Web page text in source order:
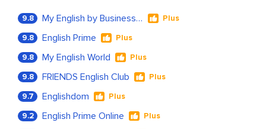
9.8 My English by Business Language Plus
9.8 English Prime Plus
9.8 My English World Plus
9.8 FRIENDS English Club Plus
9.7 Englishdom Plus
9.2 English Prime Online Plus